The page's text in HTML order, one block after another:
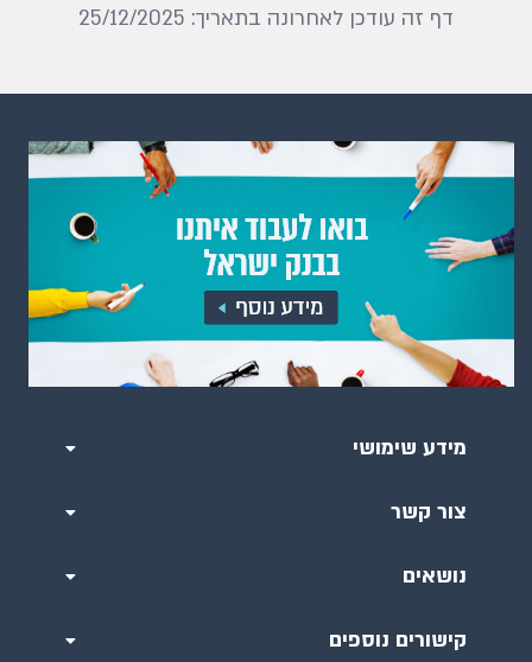
דף זה עודכן לאחרונה בתאריך: 25/12/2025
מידע שימושי
צור קשר
נושאים
קישורים נוספים